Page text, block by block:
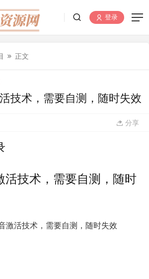
登录
正文
技术，需要自测，随时失效
分享
活技术，需要自测，随时